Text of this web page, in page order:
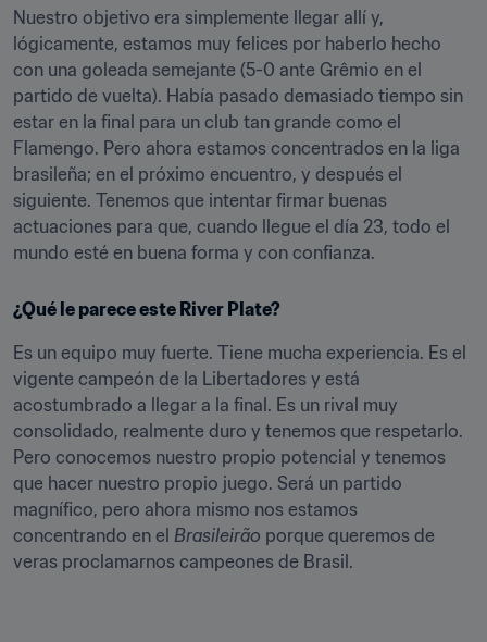
Nuestro objetivo era simplemente llegar allí y,
lógicamente, estamos muy felices por haberlo hecho
con una goleada semejante (5-0 ante Grêmio en el
partido de vuelta). Había pasado demasiado tiempo sin
estar en la final para un club tan grande como el
Flamengo. Pero ahora estamos concentrados en la liga
brasileña; en el próximo encuentro, y después el
siguiente. Tenemos que intentar firmar buenas
actuaciones para que, cuando llegue el día 23, todo el
mundo esté en buena forma y con confianza.
¿Qué le parece este River Plate?
Es un equipo muy fuerte. Tiene mucha experiencia. Es el
vigente campeón de la Libertadores y está
acostumbrado a llegar a la final. Es un rival muy
consolidado, realmente duro y tenemos que respetarlo.
Pero conocemos nuestro propio potencial y tenemos
que hacer nuestro propio juego. Será un partido
magnífico, pero ahora mismo nos estamos
concentrando en el Brasileirão porque queremos de
veras proclamarnos campeones de Brasil.